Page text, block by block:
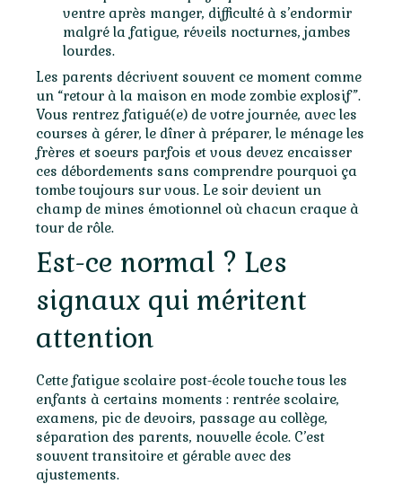
ventre après manger, difficulté à s’endormir
malgré la fatigue, réveils nocturnes, jambes
lourdes.
Les parents décrivent souvent ce moment comme
un “retour à la maison en mode zombie explosif”.
Vous rentrez fatigué(e) de votre journée, avec les
courses à gérer, le dîner à préparer, le ménage les
frères et soeurs parfois et vous devez encaisser
ces débordements sans comprendre pourquoi ça
tombe toujours sur vous. Le soir devient un
champ de mines émotionnel où chacun craque à
tour de rôle.
Est-ce normal ? Les
signaux qui méritent
attention
Cette fatigue scolaire post-école touche tous les
enfants à certains moments : rentrée scolaire,
examens, pic de devoirs, passage au collège,
séparation des parents, nouvelle école. C’est
souvent transitoire et gérable avec des
ajustements.